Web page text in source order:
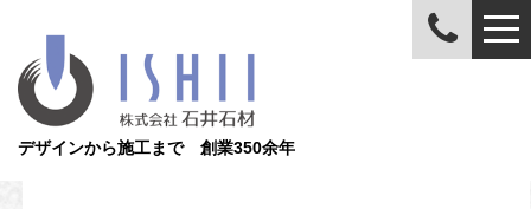
デザインから施工まで 創業350余年